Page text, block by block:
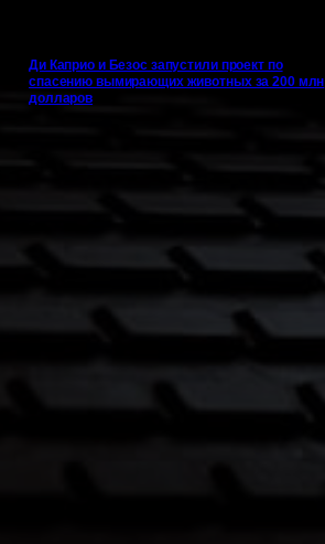
Ди Каприо и Безос запустили проект по
спасению вымирающих животных за 200 млн
долларов